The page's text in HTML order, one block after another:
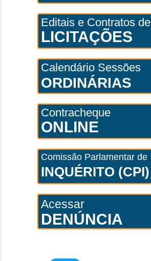
Editais e Contratos de
LICITAÇÕES
Calendário Sessões
ORDINÁRIAS
Contracheque
ONLINE
Comissão Parlamentar de
INQUÉRITO (CPI)
Acessar
DENÚNCIA